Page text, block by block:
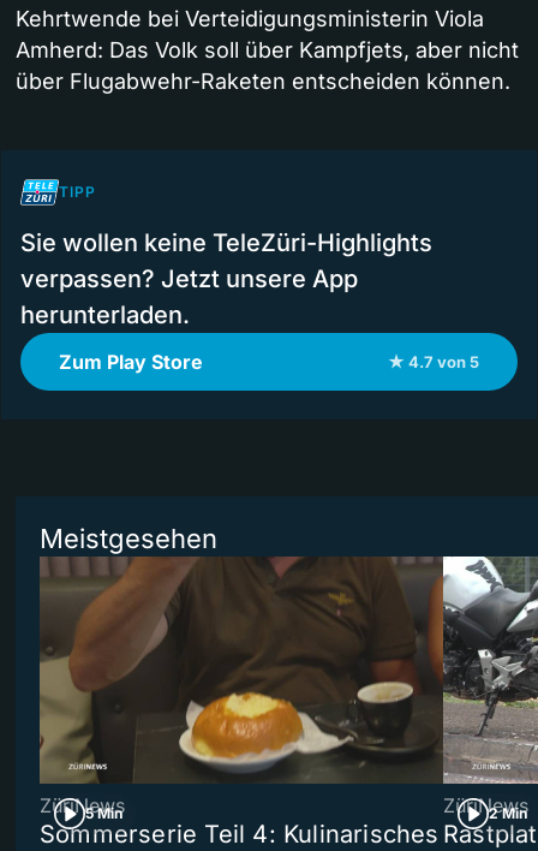
Kehrtwende bei Verteidigungsministerin Viola
Amherd: Das Volk soll über Kampfjets, aber nicht
über Flugabwehr-Raketen entscheiden können.
TIPP
Sie wollen keine TeleZüri-Highlights
verpassen? Jetzt unsere App
herunterladen.
Zum Play Store ★ 4.7 von 5
Meistgesehen
5 Min
ZüriNews
Sommerserie Teil 4: Kulinarisches
2 Min
ZüriNews